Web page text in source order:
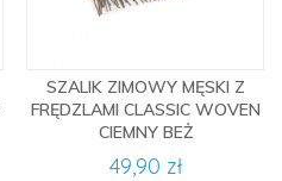
SZALIK ZIMOWY MĘSKI Z
FRĘDZLAMI CLASSIC WOVEN
CIEMNY BEŻ
49,90 zł